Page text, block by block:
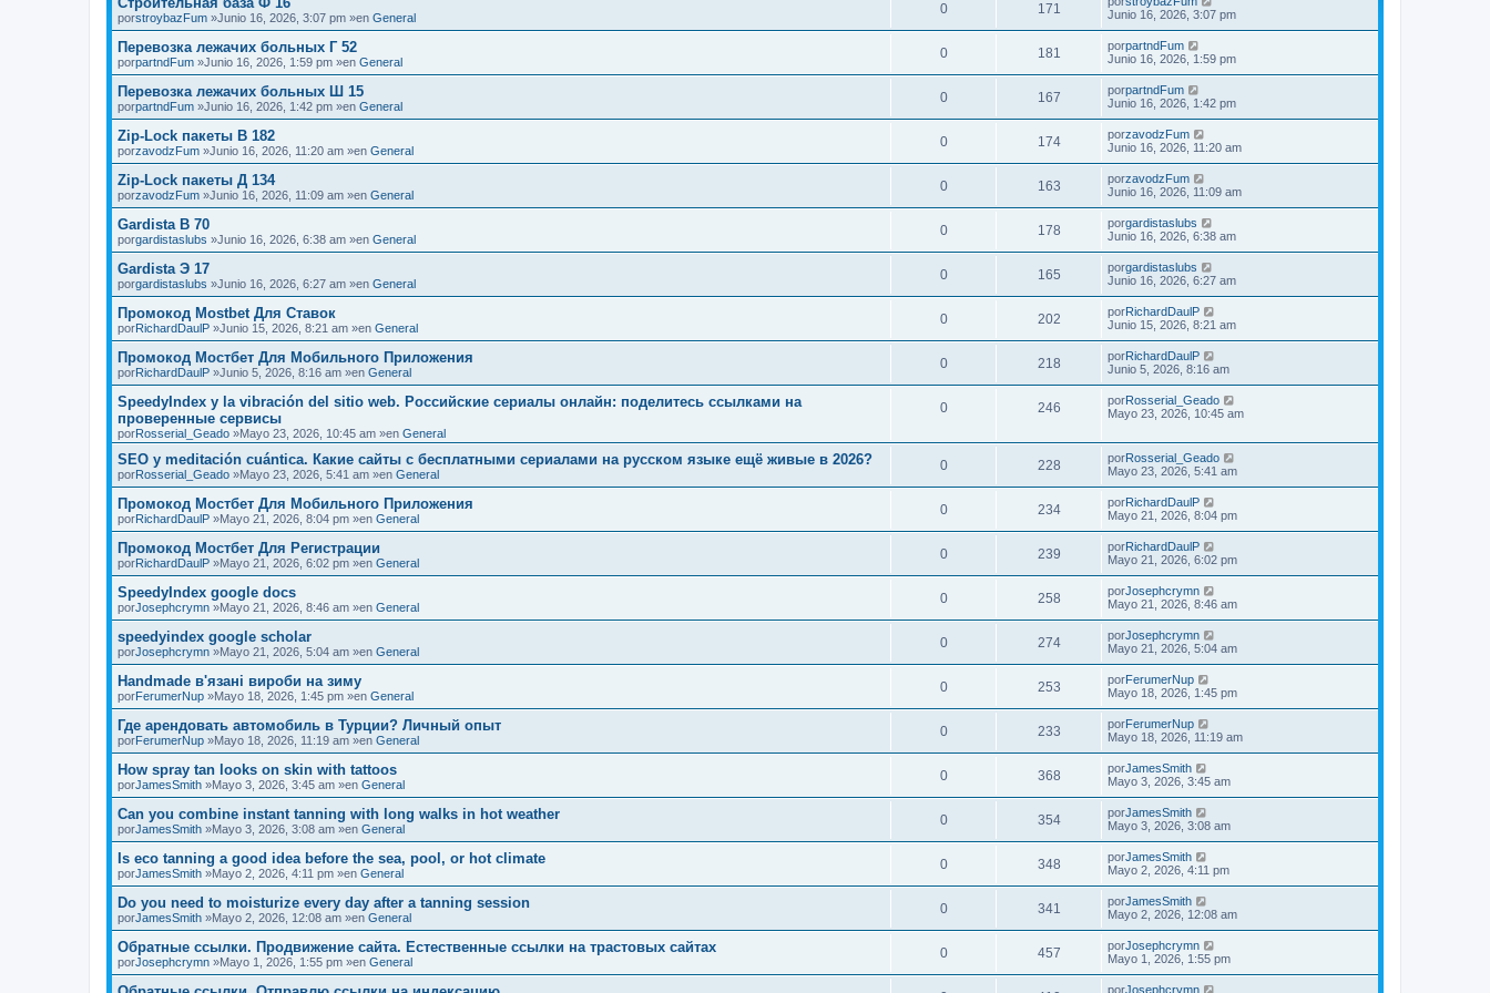
porstroybazFum »Junio 16, 2026, 3:07 pm »en General
0 171
Junio 16, 2026, 3:07 pm
Перевозка лежачих больных Г 52
porpartndFum »Junio 16, 2026, 1:59 pm »en General
0 181 porpartndFum
Junio 16, 2026, 1:59 pm
Перевозка лежачих больных Ш 15
porpartndFum »Junio 16, 2026, 1:42 pm »en General
0 167 porpartndFum
Junio 16, 2026, 1:42 pm
Zip-Lock пакеты В 182
porzavodzFum »Junio 16, 2026, 11:20 am »en General
0 174 porzavodzFum
Junio 16, 2026, 11:20 am
Zip-Lock пакеты Д 134
porzavodzFum »Junio 16, 2026, 11:09 am »en General
0 163 porzavodzFum
Junio 16, 2026, 11:09 am
Gardista В 70
porgardistaslubs »Junio 16, 2026, 6:38 am »en General
0 178 porgardistaslubs
Junio 16, 2026, 6:38 am
Gardista Э 17
porgardistaslubs »Junio 16, 2026, 6:27 am »en General
0 165 porgardistaslubs
Junio 16, 2026, 6:27 am
Промокод Mostbet Для Ставок
porRichardDaulP »Junio 15, 2026, 8:21 am »en General
0 202 porRichardDaulP
Junio 15, 2026, 8:21 am
Промокод Мостбет Для Мобильного Приложения
porRichardDaulP »Junio 5, 2026, 8:16 am »en General
0 218 porRichardDaulP
Junio 5, 2026, 8:16 am
SpeedyIndex y la vibración del sitio web. Российские сериалы онлайн: поделитесь ссылками на
проверенные сервисы
porRosserial_Geado »Mayo 23, 2026, 10:45 am »en General
0 246 porRosserial_Geado
Mayo 23, 2026, 10:45 am
SEO y meditación cuántica. Какие сайты с бесплатными сериалами на русском языке ещё живые в 2026?
porRosserial_Geado »Mayo 23, 2026, 5:41 am »en General
0 228 porRosserial_Geado
Mayo 23, 2026, 5:41 am
Промокод Мостбет Для Мобильного Приложения
porRichardDaulP »Mayo 21, 2026, 8:04 pm »en General
0 234 porRichardDaulP
Mayo 21, 2026, 8:04 pm
Промокод Мостбет Для Регистрации
porRichardDaulP »Mayo 21, 2026, 6:02 pm »en General
0 239 porRichardDaulP
Mayo 21, 2026, 6:02 pm
SpeedyIndex google docs
porJosephcrymn »Mayo 21, 2026, 8:46 am »en General
0 258 porJosephcrymn
Mayo 21, 2026, 8:46 am
speedyindex google scholar
porJosephcrymn »Mayo 21, 2026, 5:04 am »en General
0 274 porJosephcrymn
Mayo 21, 2026, 5:04 am
Handmade в'язані вироби на зиму
porFerumerNup »Mayo 18, 2026, 1:45 pm »en General
0 253 porFerumerNup
Mayo 18, 2026, 1:45 pm
Где арендовать автомобиль в Турции? Личный опыт
porFerumerNup »Mayo 18, 2026, 11:19 am »en General
0 233 porFerumerNup
Mayo 18, 2026, 11:19 am
How spray tan looks on skin with tattoos
porJamesSmith »Mayo 3, 2026, 3:45 am »en General
0 368 porJamesSmith
Mayo 3, 2026, 3:45 am
Can you combine instant tanning with long walks in hot weather
porJamesSmith »Mayo 3, 2026, 3:08 am »en General
0 354 porJamesSmith
Mayo 3, 2026, 3:08 am
Is eco tanning a good idea before the sea, pool, or hot climate
porJamesSmith »Mayo 2, 2026, 4:11 pm »en General
0 348 porJamesSmith
Mayo 2, 2026, 4:11 pm
Do you need to moisturize every day after a tanning session
porJamesSmith »Mayo 2, 2026, 12:08 am »en General
0 341 porJamesSmith
Mayo 2, 2026, 12:08 am
Обратные ссылки. Продвижение сайта. Естественные ссылки на трастовых сайтах
porJosephcrymn »Mayo 1, 2026, 1:55 pm »en General
0 457 porJosephcrymn
Mayo 1, 2026, 1:55 pm
porJosephcrymn